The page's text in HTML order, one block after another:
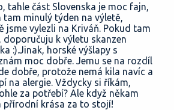
tahle část Slovenska je moc fajn,
tam minulý týden na výletě,
jsme vylezli na Kriváň. Pokud tam
doporučuju k výletu skanzen
:).Jinak, horské výšlapy s
moc dobře. Jemu se na rozdíl
dobře, protože nemá kila navíc a
na alergie. Vždycky si říkám,
za potřebí? Ale když někam
přírodní krása za to stojí!